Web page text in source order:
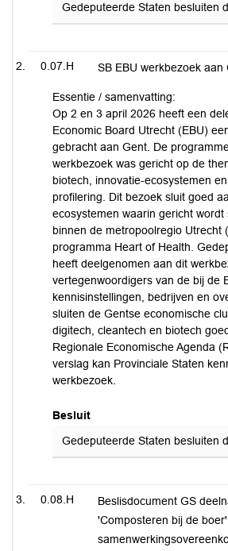
Gedeputeerde Staten besluiten
0.07.H SB EBU werkbezoek aan
Essentie / samenvatting:
Op 2 en 3 april 2026 heeft een
Economic Board Utrecht (EBU)
gebracht aan Gent. De
werkbezoek was gericht op de
biotech, innovatie-ecosystemen
profilering. Dit bezoek sluit goed
ecosystemen waarin gericht wordt
binnen de metropoolregio Utrecht
programma Heart of Health.
heeft deelgenomen aan dit
vertegenwoordigers van de bij de
kennisinstellingen, bedrijven en
sluiten de Gentse economische
digitech, cleantech en biotech
Regionale Economische Agenda
verslag kan Provinciale Staten
werkbezoek.
Besluit
Gedeputeerde Staten besluiten
0.08.H
Beslisdocument GS
'Composteren bij de